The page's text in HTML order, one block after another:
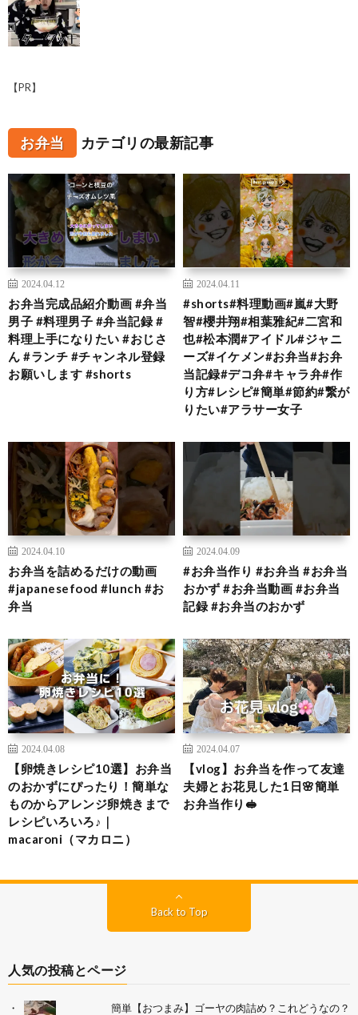
【PR】
お弁当 カテゴリの最新記事
2024.04.12
お弁当完成品紹介動画 #弁当
男子 #料理男子 #弁当記録 #
料理上手になりたい #おじさ
ん #ランチ #チャンネル登録
お願いします #shorts
2024.04.11
#shorts#料理動画#嵐#大野
智#櫻井翔#相葉雅紀#二宮和
也#松本潤#アイドル#ジャニ
ーズ#イケメン#お弁当#お弁
当記録#デコ弁#キャラ弁#作
り方#レシピ#簡単#節約#繋が
りたい#アラサー女子
2024.04.10
お弁当を詰めるだけの動画
#japanesefood #lunch #お
弁当
2024.04.09
#お弁当作り #お弁当 #お弁当
おかず #お弁当動画 #お弁当
記録 #お弁当のおかず
2024.04.08
【卵焼きレシピ10選】お弁当
のおかずにぴったり！簡単な
ものからアレンジ卵焼きまで
レシピいろいろ♪｜
macaroni（マカロニ）
2024.04.07
【vlog】お弁当を作って友達
夫婦とお花見した1日🌸簡単
お弁当作り🥪
Back to Top
人気の投稿とページ
簡単【おつまみ】ゴーヤの肉詰め？これどうなの？